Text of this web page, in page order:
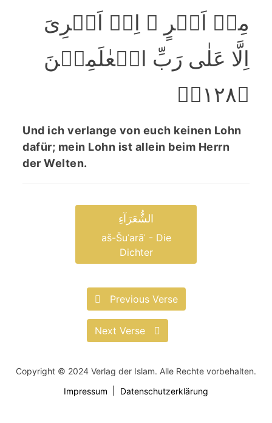
مِنۡ اَجۡرٍ ۚ اِنۡ اَجۡرِیَ
اِلَّا عَلٰی رَبِّ الۡعٰلَمِیۡنَ
﴿۱۲۸﴾ؕ
Und ich verlange von euch keinen Lohn
dafür; mein Lohn ist allein beim Herrn
der Welten.
الشُّعَرَآءِ
aš-Šuʿarāʾ - Die
Dichter
Previous Verse
Next Verse
Copyright © 2024 Verlag der Islam. Alle Rechte vorbehalten.
Impressum
Datenschutzerklärung